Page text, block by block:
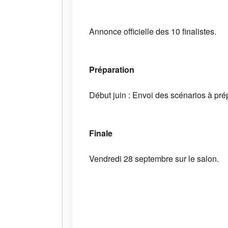
Annonce officielle des 10 finalistes.
Préparation
Début juin : Envoi des scénarios à
Finale
Vendredi 28 septembre sur le salon.